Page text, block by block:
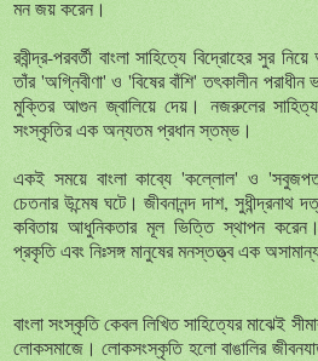
মন জয় করেন।
রবীন্দ্র-পরবর্তী বাংলা সাহিত্যে বিদ্রোহের সুর
তাঁর 'অগ্নিবীণা' ও 'বিষের বাঁশি' তৎকালীন
মুক্তির আগুন জ্বালিয়ে দেয়। নজরুলের সাহিত্য
সংস্কৃতির এক অন্যতম প্রধান স্তম্ভ।
একই সময়ে বাংলা কাব্যে 'কল্লোল' ও
চেতনার উন্মেষ ঘটে। জীবনানন্দ দাশ, সুধীন্দ্রনাথ
কবিতায় আধুনিকতার মূল ভিত্তি স্থাপন করেন।
প্রকৃতি এবং নিঃসঙ্গ মানুষের মনস্তত্ত্ব এক
বাংলা সংস্কৃতি কেবল লিখিত সাহিত্যের মাঝেই
লোকসমাজে। লোকসংস্কৃতি হলো বাঙালির